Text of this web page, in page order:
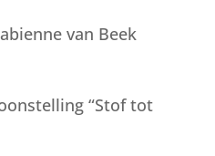
van Beek
“Stof tot